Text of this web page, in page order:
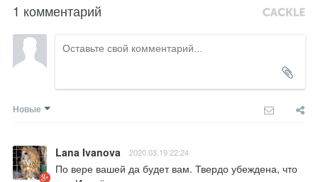
1 комментарий
Новые
Lana Ivanova 2020.03.19 22:24
По вере вашей да будет вам. Твердо убеждена, что